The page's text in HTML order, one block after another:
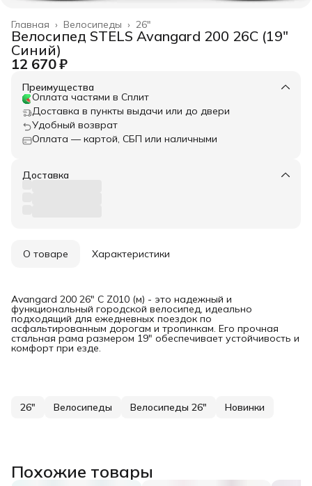
26"
Велосипеды ›
Главная ›
Велосипед STELS Avangard 200 26C (19"
Синий)
12 670 ₽
Преимущества
Оплата частями в Сплит
Доставка в пункты выдачи или до двери
Удобный возврат
Оплата — картой, СБП или наличными
Доставка
О товаре Характеристики
Avangard 200 26" C Z010 (м) - это надежный и
функциональный городской велосипед, идеально
подходящий для ежедневных поездок по
асфальтированным дорогам и тропинкам. Его прочная
стальная рама размером 19" обеспечивает устойчивость и
комфорт при езде.
26" Велосипеды Велосипеды 26" Новинки
Похожие товары